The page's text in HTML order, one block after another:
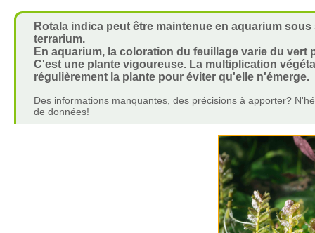
Rotala indica peut être maintenue en aquarium
terrarium.
En aquarium, la coloration du feuillage varie du
C'est une plante vigoureuse. La multiplication
régulièrement la plante pour éviter qu'elle n'émerge.
Des informations manquantes, des précisions à apporter?
de données!